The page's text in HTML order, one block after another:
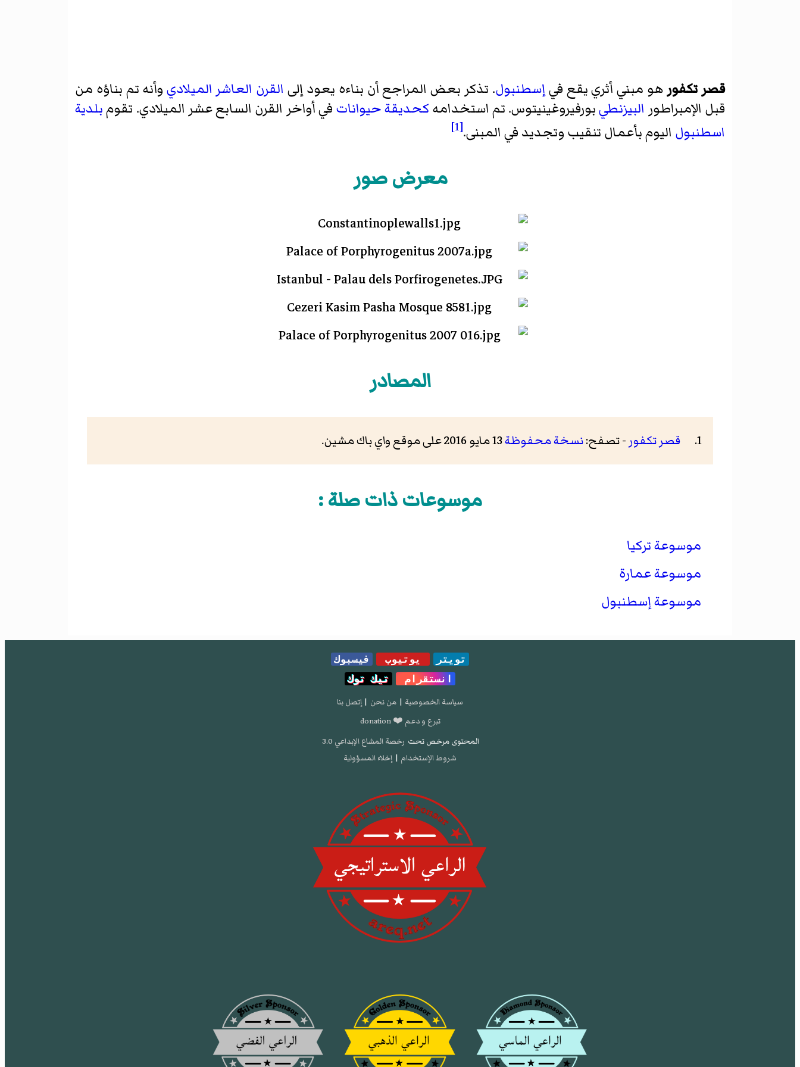
قصر تكفور هو مبني أثري يقع فيإسطنبول. تذكر بعض المراجع أن بناءه يعود إلى القرن العاشر الميلادي وأنه تم بناؤه من
قبل الإمبراطور البيزنطيبورفيروغينيتوس. تم استخدامه كحديقة حيوانات في أواخر القرن السابع عشر الميلادي. تقومبلدية
اسطنبول اليوم بأعمال تنقيب وتجديد في المبنى.[1]
معرض صور
المصادر
قصر تكفور - تصفح:نسخة محفوظة13 مايو 2016 على موقع واي باك مشين.
موسوعات ذات صلة :
موسوعة تركيا
موسوعة عمارة
موسوعة إسطنبول
تويتر يوتيوب
فيسبوك
انستقرام
تيك توك
سياسة الخصوصية | من نحن | إتصل بنا
تبرع و دعم ❤️ donation
المحتوى مرخص تحت رخصة المشاع الإبداعي 3.0
شروط الإستخدام | إخلاء المسؤولية